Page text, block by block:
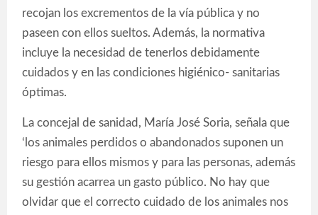
recojan los excrementos de la vía pública y no
paseen con ellos sueltos. Además, la normativa
incluye la necesidad de tenerlos debidamente
cuidados y en las condiciones higiénico- sanitarias
óptimas.
La concejal de sanidad, María José Soria, señala que
‘los animales perdidos o abandonados suponen un
riesgo para ellos mismos y para las personas, además
su gestión acarrea un gasto público. No hay que
olvidar que el correcto cuidado de los animales nos